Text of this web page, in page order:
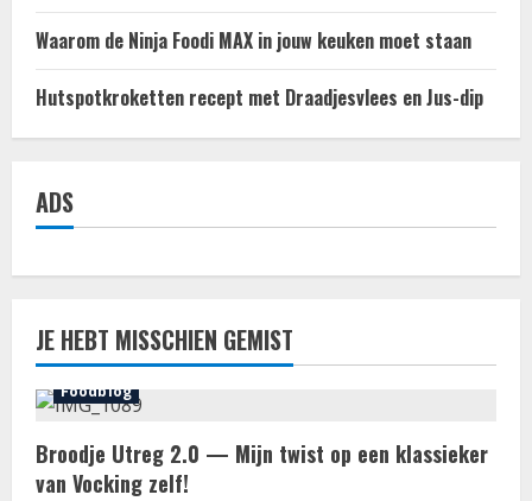
Waarom de Ninja Foodi MAX in jouw keuken moet staan
Hutspotkroketten recept met Draadjesvlees en Jus-dip
ADS
JE HEBT MISSCHIEN GEMIST
Foodblog
Broodje Utreg 2.0 — Mijn twist op een klassieker
van Vocking zelf!